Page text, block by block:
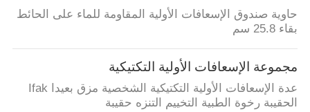
القضايا
اطلب
اقتباس
حاوية صندوق الإسعافات الأولية المقاومة للماء على الحائط
بقاء 25.8 سم
مجموعة الإسعافات الأولية التكتيكية
عدة الإسعافات الأولية التكتيكية الشخصية مزق بعيدا Ifak
الحقيبة رخوة الطبية التخييم التنزه حقيبة